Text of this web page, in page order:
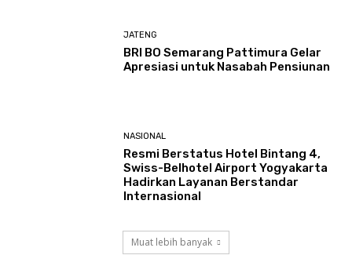
JATENG
BRI BO Semarang Pattimura Gelar
Apresiasi untuk Nasabah Pensiunan
NASIONAL
Resmi Berstatus Hotel Bintang 4,
Swiss-Belhotel Airport Yogyakarta
Hadirkan Layanan Berstandar
Internasional
Muat lebih banyak